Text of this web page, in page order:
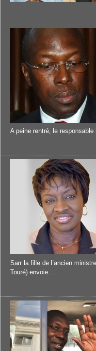
A peine rentré, le responsable
Sarr la fille de l’ancien
Touré) envoie...